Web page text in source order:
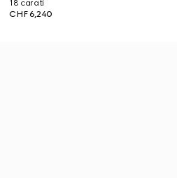
18 carati
CHF 6,240